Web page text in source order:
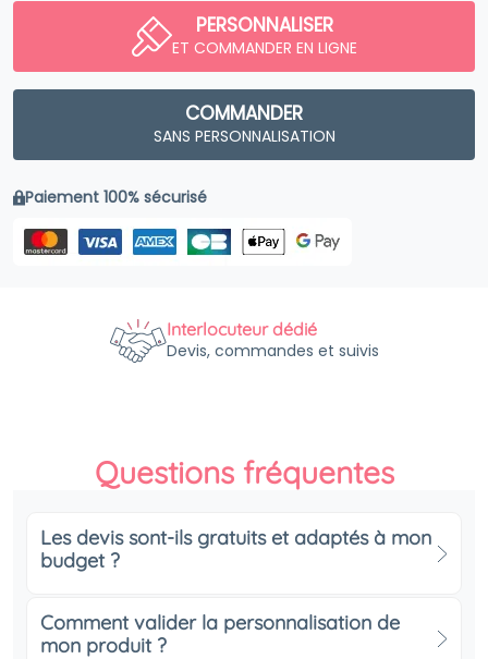
PERSONNALISER
ET COMMANDER EN LIGNE
COMMANDER
SANS PERSONNALISATION
Paiement 100% sécurisé
Interlocuteur dédié
Devis, commandes et suivis
Questions fréquentes
Les devis sont-ils gratuits et adaptés à mon
budget ?
Comment valider la personnalisation de
mon produit ?